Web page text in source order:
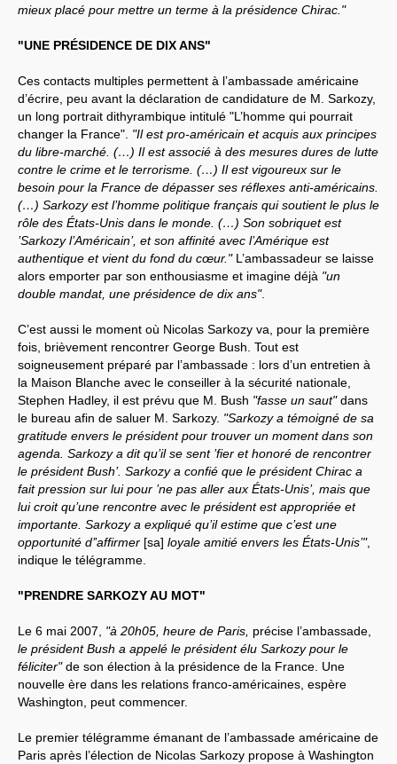
mieux placé pour mettre un terme à la présidence Chirac."
"UNE PRÉSIDENCE DE DIX ANS"
Ces contacts multiples permettent à l’ambassade américaine
d’écrire, peu avant la déclaration de candidature de M. Sarkozy,
un long portrait dithyrambique intitulé "L’homme qui pourrait
changer la France". "Il est pro-américain et acquis aux principes
du libre-marché. (…) Il est associé à des mesures dures de lutte
contre le crime et le terrorisme. (…) Il est vigoureux sur le
besoin pour la France de dépasser ses réflexes anti-américains.
(…) Sarkozy est l’homme politique français qui soutient le plus le
rôle des États-Unis dans le monde. (…) Son sobriquet est
’Sarkozy l’Américain’, et son affinité avec l’Amérique est
authentique et vient du fond du cœur."L’ambassadeur se laisse
alors emporter par son enthousiasme et imagine déjà "un
double mandat, une présidence de dix ans".
C’est aussi le moment où Nicolas Sarkozy va, pour la première
fois, brièvement rencontrer George Bush. Tout est
soigneusement préparé par l’ambassade : lors d’un entretien à
la Maison Blanche avec le conseiller à la sécurité nationale,
Stephen Hadley, il est prévu que M. Bush "fasse un saut"dans
le bureau afin de saluer M. Sarkozy. "Sarkozy a témoigné de sa
gratitude envers le président pour trouver un moment dans son
agenda. Sarkozy a dit qu’il se sent ’fier et honoré de rencontrer
le président Bush’. Sarkozy a confié que le président Chirac a
fait pression sur lui pour ’ne pas aller aux États-Unis’, mais que
lui croit qu’une rencontre avec le président est appropriée et
importante. Sarkozy a expliqué qu’il estime que c’est une
opportunité d’’affirmer [sa] loyale amitié envers les États-Unis’",
indique le télégramme.
"PRENDRE SARKOZY AU MOT"
Le 6 mai 2007, "à 20h05, heure de Paris, précise l’ambassade,
le président Bush a appelé le président élu Sarkozy pour le
féliciter"de son élection à la présidence de la France. Une
nouvelle ère dans les relations franco-américaines, espère
Washington, peut commencer.
Le premier télégramme émanant de l’ambassade américaine de
Paris après l’élection de Nicolas Sarkozy propose à Washington